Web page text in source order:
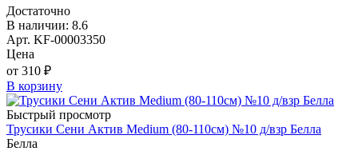
Достаточно
В наличии: 8.6
Арт. KF-00003350
Цена
от 310 ₽
В корзину
Быстрый просмотр
Трусики Сени Актив Medium (80-110см) №10 д/взр Белла
Белла